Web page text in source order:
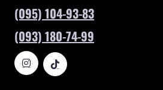
(095) 104-93-83
(093) 180-74-99